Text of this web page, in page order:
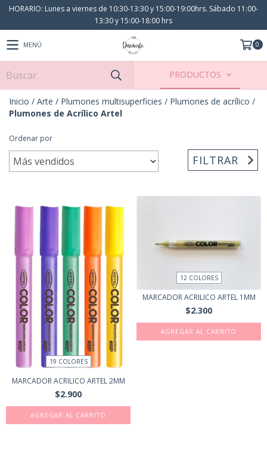
HORARIO: Lunes a viernes de 10:30-13:30 y 15:00-19:00hrs. Sábado 11:00-
13:30 y 15:00-18:00 hrs
MENÚ 0
PRODUCTOS
Inicio / Arte / Plumones multisuperficies / Plumones de acrílico /
Plumones de Acrílico Artel
Ordenar por
FILTRAR
19 COLORES
MARCADOR ACRILICO ARTEL 2MM
$2.900
AGREGAR AL CARRITO
12 COLORES
MARCADOR ACRILICO ARTEL 1MM
$2.300
AGREGAR AL CARRITO